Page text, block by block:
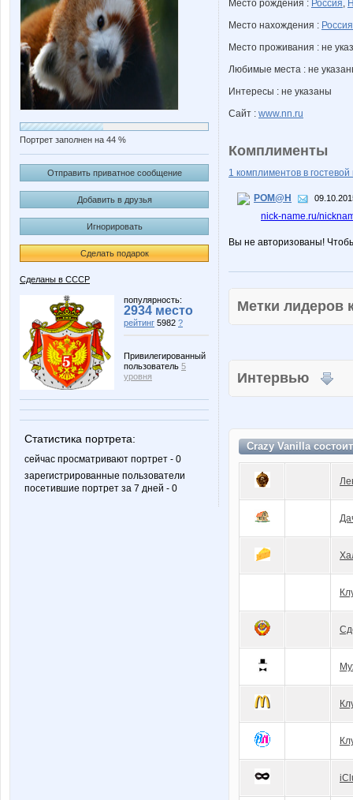
Портрет заполнен на 44 %
Отправить приватное сообщение
Добавить в друзья
Игнорировать
Сделать подарок
Сделаны в СССР
популярность:
2934 место
рейтинг 5982 ?
Привилегированный
пользователь 5
уровня
Статистика портрета:
сейчас просматривают портрет - 0
зарегистрированные пользователи
посетившие портрет за 7 дней - 0
Место рождения : Россия,
Место нахождения : Россия
Место проживания : не
Любимые места : не
Интересы : не указаны
Сайт : www.nn.ru
Комплименты
1 комплиментов в гостевой
POM@H
nick-name.ru/
Вы не авторизованы!
Метки
Интервью
Crazy Vanilla